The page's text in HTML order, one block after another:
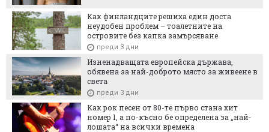
Как финландците решиха един доста
неудобен проблем – тоалетните на
островите без капка замърсяване
преди 3 дни
Изненадващата европейска държава,
обявена за най-доброто място за живеене в
света
преди 3 дни
Как рок песен от 80-те първо стана хит
номер 1, а по-късно бе определена за „най-
лошата“ на всички времена